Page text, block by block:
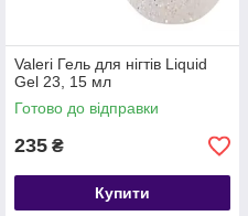
Valeri Гель для нігтів Liquid
Gel 23, 15 мл
Готово до відправки
235 ₴
Купити